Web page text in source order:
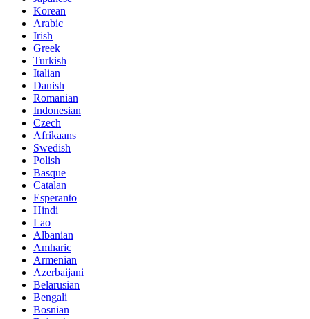
Korean
Arabic
Irish
Greek
Turkish
Italian
Danish
Romanian
Indonesian
Czech
Afrikaans
Swedish
Polish
Basque
Catalan
Esperanto
Hindi
Lao
Albanian
Amharic
Armenian
Azerbaijani
Belarusian
Bengali
Bosnian